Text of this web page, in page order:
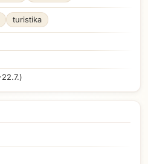
turistika